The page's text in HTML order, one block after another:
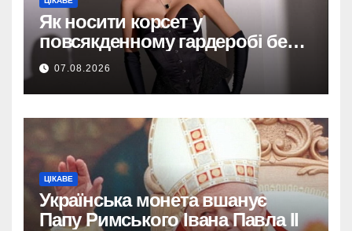
Як носити корсет у
повсякденному гардеробі без
надмірної театральності
07.08.2026
ЦІКАВЕ
Українська монета вшанує
Папу Римського Івана Павла II